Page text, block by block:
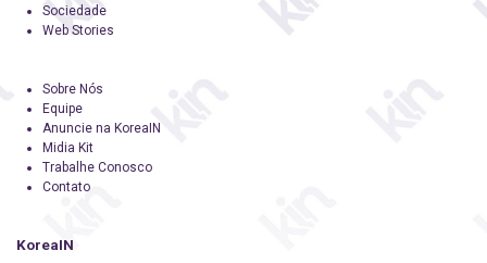
Sociedade
Web Stories
Sobre Nós
Equipe
Anuncie na KoreaIN
Midia Kit
Trabalhe Conosco
Contato
KoreaIN